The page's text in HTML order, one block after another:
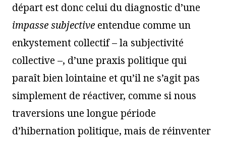
départ est donc celui du diagnostic d’une
impasse subjective entendue comme un
enkystement collectif – la subjectivité
collective –, d’une praxis politique qui
paraît bien lointaine et qu’il ne s’agit pas
simplement de réactiver, comme si nous
traversions une longue période
d’hibernation politique, mais de réinventer